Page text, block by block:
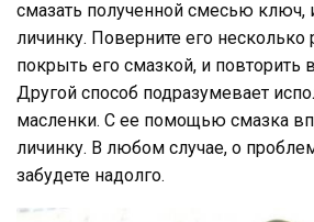
смазать полученной смесью ключ,
личинку. Поверните его
покрыть его смазкой, и повторить
Другой способ подразумевает
масленки. С ее помощью смазка
личинку. В любом случае, о
забудете надолго.